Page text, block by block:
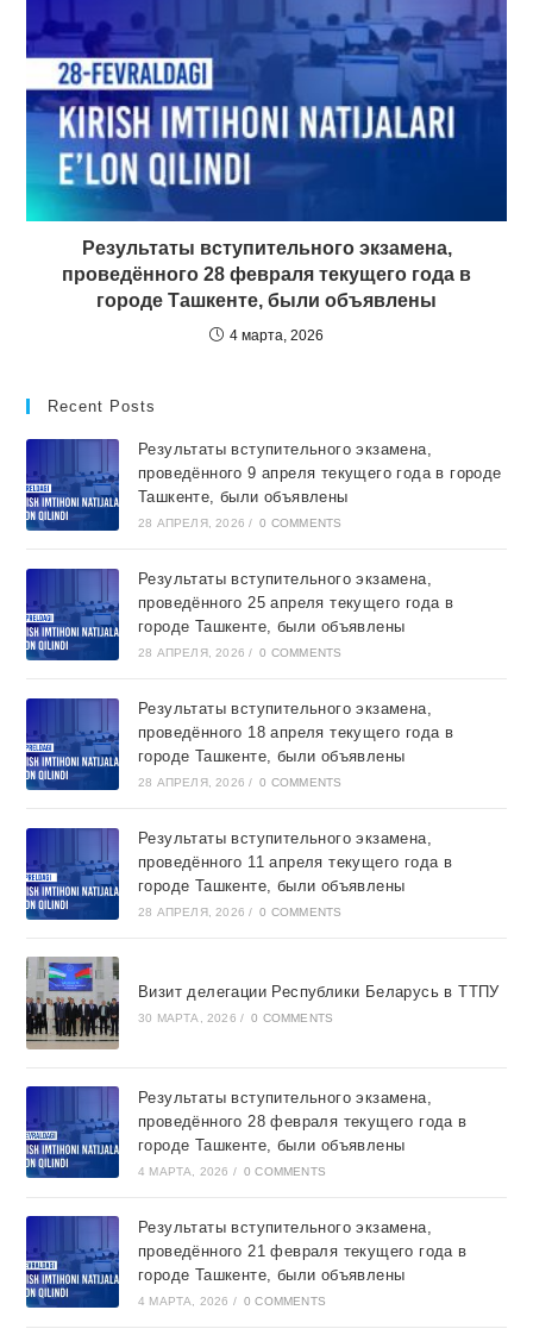
Результаты вступительного экзамена,
проведённого 28 февраля текущего года в
городе Ташкентe, были объявлены
4 марта, 2026
Recent Posts
Результаты вступительного экзамена,
проведённого 9 апреля текущего года в городе
Ташкентe, были объявлены
28 АПРЕЛЯ, 2026 / 0 COMMENTS
Результаты вступительного экзамена,
проведённого 25 апреля текущего года в
городе Ташкентe, были объявлены
28 АПРЕЛЯ, 2026 / 0 COMMENTS
Результаты вступительного экзамена,
проведённого 18 апреля текущего года в
городе Ташкентe, были объявлены
28 АПРЕЛЯ, 2026 / 0 COMMENTS
Результаты вступительного экзамена,
проведённого 11 апреля текущего года в
городе Ташкентe, были объявлены
28 АПРЕЛЯ, 2026 / 0 COMMENTS
Визит делегации Республики Беларусь в ТТПУ
30 МАРТА, 2026 / 0 COMMENTS
Результаты вступительного экзамена,
проведённого 28 февраля текущего года в
городе Ташкентe, были объявлены
4 МАРТА, 2026 / 0 COMMENTS
Результаты вступительного экзамена,
проведённого 21 февраля текущего года в
городе Ташкентe, были объявлены
4 МАРТА, 2026 / 0 COMMENTS